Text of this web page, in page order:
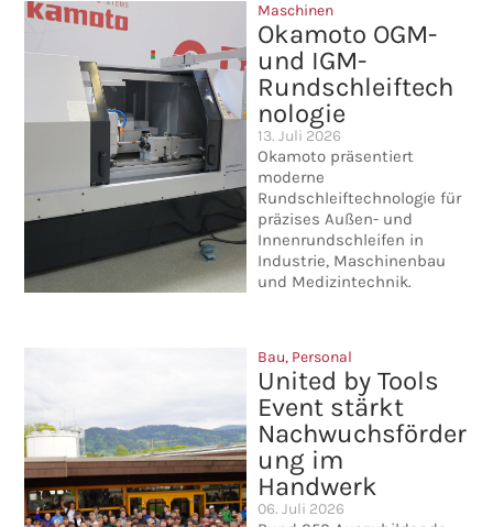
Maschinen
Okamoto OGM-
und IGM-
Rundschleiftech
nologie
13. Juli 2026
Okamoto präsentiert
moderne
Rundschleiftechnologie für
präzises Außen- und
Innenrundschleifen in
Industrie, Maschinenbau
und Medizintechnik.
Bau, Personal
United by Tools
Event stärkt
Nachwuchsförder
ung im
Handwerk
06. Juli 2026